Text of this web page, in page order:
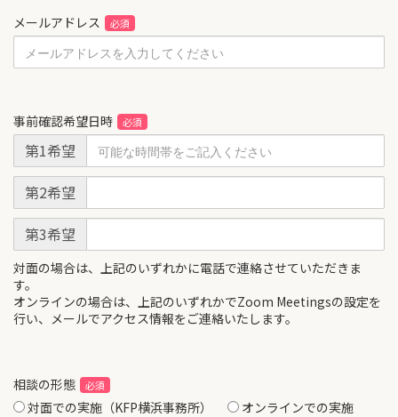
メールアドレス
事前確認希望日時
第1希望
第2希望
第3希望
対面の場合は、上記のいずれかに電話で連絡させていただきま
す。
オンラインの場合は、上記のいずれかでZoom Meetingsの設定を
行い、メールでアクセス情報をご連絡いたします。
相談の形態
対面での実施（KFP横浜事務所）
オンラインでの実施